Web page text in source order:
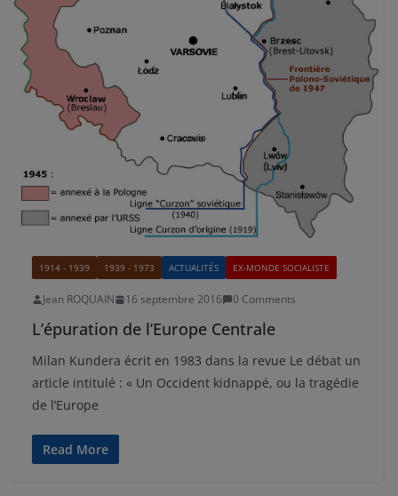
1914 - 1939 1939 - 1973 ACTUALITÉS EX-MONDE SOCIALISTE
Jean ROQUAIN 16 septembre 2016 0 Comments
L’épuration de l’Europe Centrale
Milan Kundera écrit en 1983 dans la revue Le débat un
article intitulé : « Un Occident kidnappé, ou la tragédie
de l’Europe
Read More